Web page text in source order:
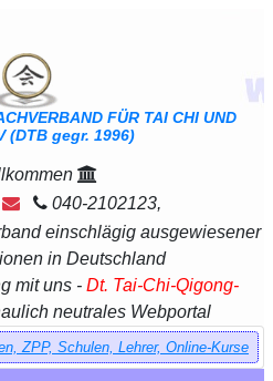
FÜR TAI CHI UND
(DTB gegr. 1996)
040-2102123,
einschlägig ausgewiesener
in Deutschland
mit uns - Dt. Tai-Chi-Qigong-
neutrales Webportal
ZPP, Schulen, Lehrer, Online-Kurse